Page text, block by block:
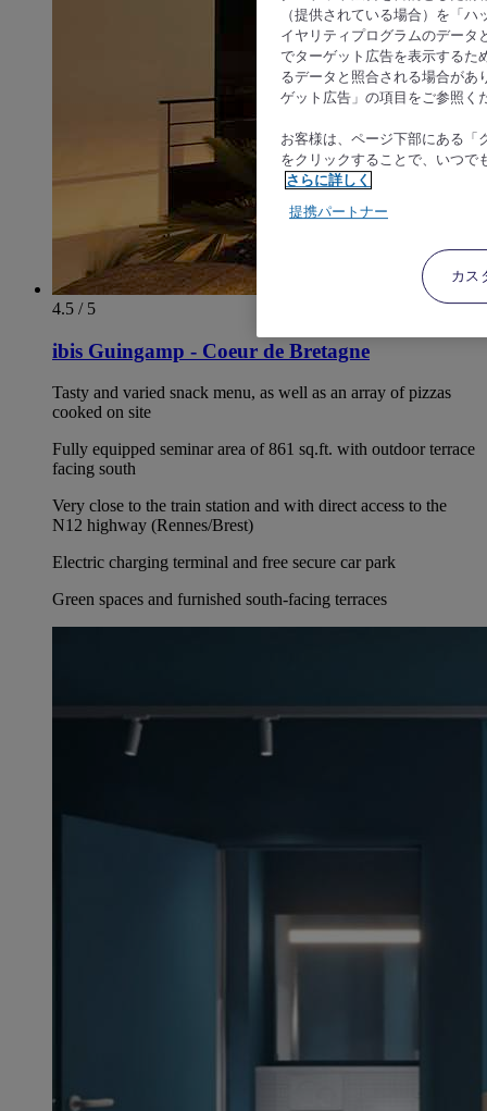
4.5 / 5
ibis Guingamp - Coeur de Bretagne
Tasty and varied snack menu, as well as an array of pizzas
cooked on site
Fully equipped seminar area of 861 sq.ft. with outdoor terrace
facing south
Very close to the train station and with direct access to the
N12 highway (Rennes/Brest)
Electric charging terminal and free secure car park
Green spaces and furnished south-facing terraces
（提供されている場合）を「
イヤリティプログラムのデータ
でターゲット広告を表示するた
るデータと照合される場合があ
ゲット広告」の項目をご参照く
お客様は、ページ下部にある「
をクリックすることで、いつで
さらに詳しく
提携パートナー
カス